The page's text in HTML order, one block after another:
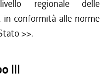
regionale delle
in conformità alle norme
>>.
III